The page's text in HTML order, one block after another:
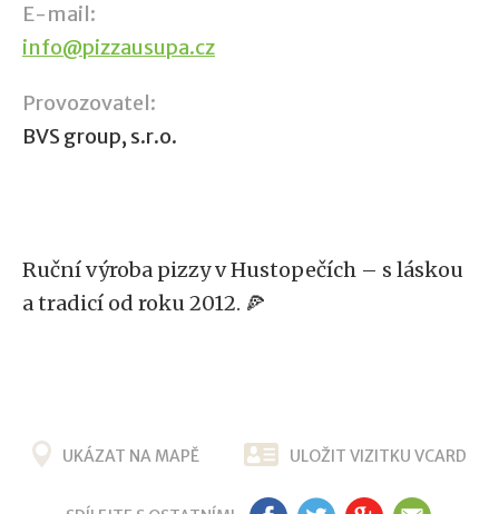
E-mail:
info@pizzausupa.cz
Provozovatel:
BVS group, s.r.o.
Ruční výroba pizzy v Hustopečích – s láskou
a tradicí od roku 2012. 🍕
UKÁZAT NA MAPĚ ULOŽIT VIZITKU VCARD